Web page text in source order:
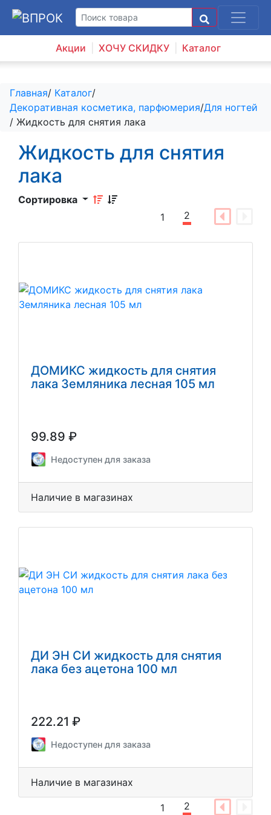
Акции ХОЧУ СКИДКУ Каталог
Главная/ Каталог/
Декоративная косметика, парфюмерия/Для ногтей
/ Жидкость для снятия лака
Жидкость для снятия
лака
Сортировка
1
2
ДОМИКС жидкость для снятия
лака Земляника лесная 105 мл
99.89 ₽
Недоступен для заказа
Наличие в магазинах
ДИ ЭН СИ жидкость для снятия
лака без ацетона 100 мл
222.21 ₽
Недоступен для заказа
Наличие в магазинах
1 2